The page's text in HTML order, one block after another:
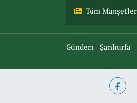
Tüm Manşetler
Gündem Şanlıurfa